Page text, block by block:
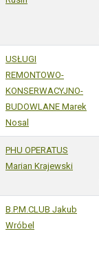
USŁUGI
REMONTOWO-
KONSERWACYJNO-
BUDOWLANE Marek
Nosal
PHU OPERATUS
Marian Krajewski
B.P.M.CLUB Jakub
Wróbel